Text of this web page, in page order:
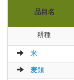
品目名
耕種
米
麦類